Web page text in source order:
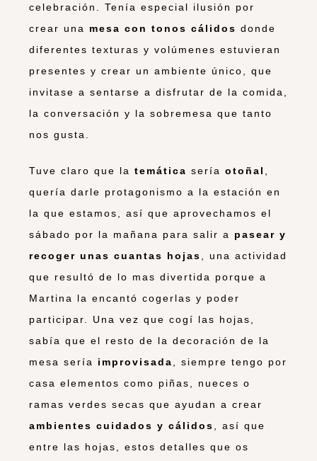
celebración. Tenía especial ilusión por
crear una
mesa con tonos cálidos donde
diferentes texturas y volúmenes estuvieran
presentes y crear un ambiente único, que
invitase a sentarse a disfrutar de la comida,
la conversación y la sobremesa que tanto
nos gusta.
Tuve claro que la temática sería otoñal
quería darle protagonismo a la estación en
la que estamos, así que aprovechamos el
sábado por la mañana para salir a pasear y
recoger unas cuantas hojas
, una actividad
que resultó de lo mas divertida porque a
Martina la encantó cogerlas y poder
participar. Una vez que cogí las hojas,
sabía que el resto de la decoración de la
mesa sería improvisada
, siempre tengo por
casa elementos como piñas, nueces o
ramas verdes secas que ayudan a crear
ambientes cuidados y cálidos
, así que
entre las hojas, estos detalles que os